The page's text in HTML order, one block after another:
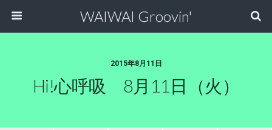
WAIWAI Groovin'
2015年8月11日
Hi!心呼吸 8月11日（火）